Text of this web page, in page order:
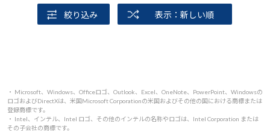
絞り込み 表示：新しい順
・ Microsoft、Windows、Officeロゴ、Outlook、Excel、OneNote、PowerPoint、Windowsの
ロゴおよびDirectXは、米国Microsoft Corporationの米国およびその他の国における商標または
登録商標です。
・ Intel、インテル、Intel ロゴ、その他のインテルの名称やロゴは、Intel Corporation または
その子会社の商標です。